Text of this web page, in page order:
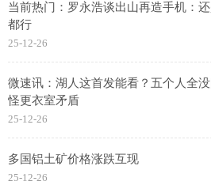
当前热门：罗永浩谈出山再造手机：
都行
25-12-26
微速讯：湖人这首发能看？五个人全
怪更衣室矛盾
25-12-26
多国铝土矿价格涨跌互现
25-12-26